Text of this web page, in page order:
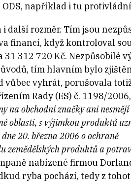
například i tu
další rozměr. Tím jsou
financí, když kontroloval
312 720 Kč. Nezpůsobilé
tím hlavním bylo
vůbec vyhrát, porušovala
Rady (ES) č. 1198/
na obchodní značky ani nesmějí
oblasti, s výjimkou produktů
20. března 2006 o ochraně
zemědělských produktů a
nabízené firmou
ryba pochází, tedy z